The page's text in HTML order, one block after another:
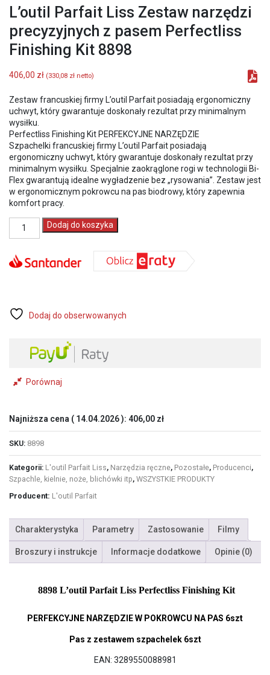
L’outil Parfait Liss Zestaw narzędzi
precyzyjnych z pasem Perfectliss
Finishing Kit 8898
406,00 zł (330,08 zł netto)
Zestaw francuskiej firmy L’outil Parfait posiadają ergonomiczny
uchwyt, który gwarantuje doskonały rezultat przy minimalnym
wysiłku.
Perfectliss Finishing Kit PERFEKCYJNE NARZĘDZIE
Szpachelki francuskiej firmy L’outil Parfait posiadają
ergonomiczny uchwyt, który gwarantuje doskonały rezultat przy
minimalnym wysiłku. Specjalnie zaokrąglone rogi w technologii Bi-
Flex gwarantują idealne wygładzenie bez „rysowania”. Zestaw jest
w ergonomicznym pokrowcu na pas biodrowy, który zapewnia
komfort pracy.
ilość
L'outil
Liss
Zestaw
pasem
Dodaj do koszyka
Dodaj do obserwowanych
Porównaj
Najniższa cena ( 14.04.2026): 406,00 zł
SKU: 8898
Kategorii: L'outil Parfait Liss, Narzędzia ręczne, Pozostałe, Producenci,
Szpachle, kielnie, noże, blichówki itp, WSZYSTKIE PRODUKTY
Producent: L'outil Parfait
Charakterystyka Parametry Zastosowanie Filmy
Broszury i instrukcje Informacje dodatkowe Opinie (0)
8898 L’outil Parfait Liss Perfectliss Finishing Kit
PERFEKCYJNE NARZĘDZIE W POKROWCU NA PAS 6szt
Pas z zestawem szpachelek 6szt
EAN: 3289550088981